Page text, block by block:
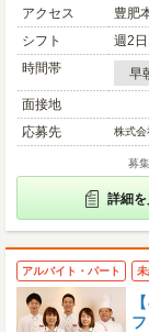
アクセス
豊肥
シフト
週2
時間帯
早
面接地
応募先
株式
募
詳細を
アルバイト・パート